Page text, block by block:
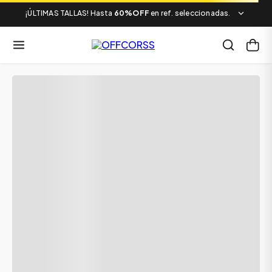
¡ÚLTIMAS TALLAS! Hasta 60%OFF en ref. seleccionadas.